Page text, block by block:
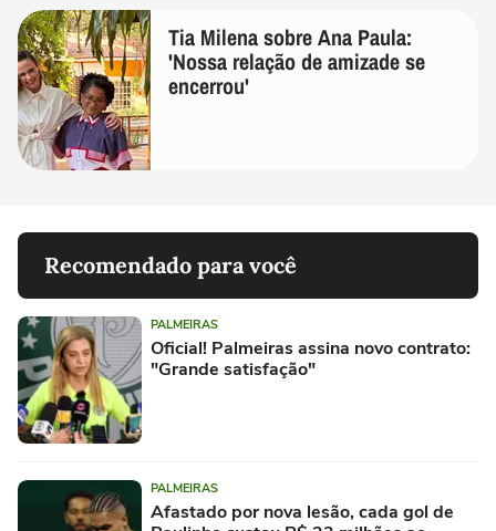
Tia Milena sobre Ana Paula:
'Nossa relação de amizade se
encerrou'
Recomendado para você
PALMEIRAS
Oficial! Palmeiras assina novo contrato:
"Grande satisfação"
PALMEIRAS
Afastado por nova lesão, cada gol de